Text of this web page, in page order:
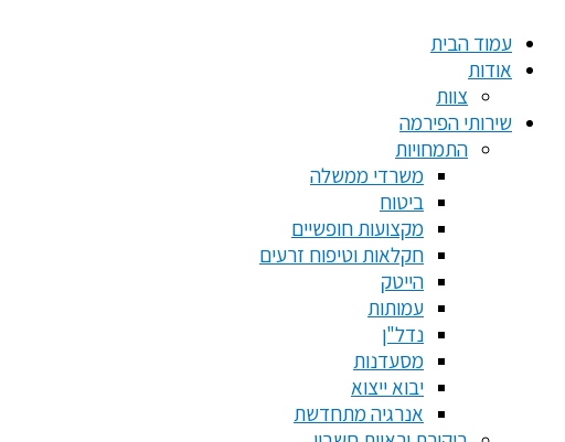
עמוד הבית
אודות
צוות
שירותי הפירמה
התמחויות
משרדי ממשלה
ביטוח
מקצועות חופשיים
חקלאות וטיפוח זרעים
הייטק
עמותות
נדל"ן
מסעדנות
יבוא ייצוא
אנרגיה מתחדשת